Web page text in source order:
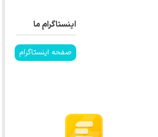
اینستاگرام ما
صفحه اینستاگرام